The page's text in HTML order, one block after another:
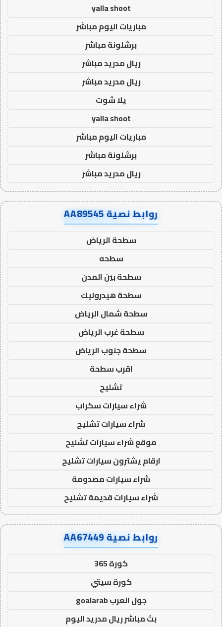
yalla shoot
مباريات اليوم مباشر
برشلونة مباشر
ريال مدريد مباشر
ريال مدريد مباشر
يلا شوت
yalla shoot
مباريات اليوم مباشر
برشلونة مباشر
ريال مدريد مباشر
روابط نصية AA89545
سطحة الرياض
سطحه
سطحة بين المدن
سطحة هيدروليك
سطحة شمال الرياض
سطحة غرب الرياض
سطحة جنوب الرياض
اقرب سطحة
تشليح
شراء سيارات سكراب
شراء سيارات تشليح
موقع شراء سيارات تشليح
ارقام يشترون سيارات تشليح
شراء سيارات مصدومة
شراء سيارات قديمة تشليح
روابط نصية AA67449
كورة 365
كورة سيتي
جول العرب goalarab
بث مباشر ريال مدريد اليوم